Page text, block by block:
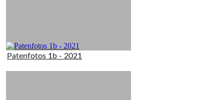
Patenfotos 1b - 2021